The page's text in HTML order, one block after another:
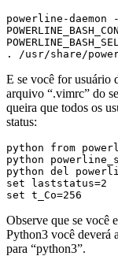
powerline-daemon
. /usr/share/
E se você for usuário
arquivo “.vimrc” do
queira que todos os
status:
python from
python
python del
set laststatus=2
set t_Co=256
Observe que se você
Python3 você deverá
para “python3”.